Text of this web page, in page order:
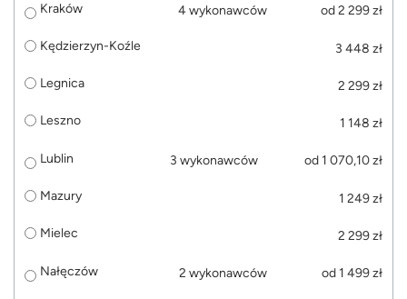
Kraków 4 wykonawców od 2 299 zł
Kędzierzyn-Koźle 3 448 zł
Legnica 2 299 zł
Leszno 1 148 zł
Lublin 3 wykonawców od 1 070,10 zł
Mazury 1 249 zł
Mielec 2 299 zł
Nałęczów 2 wykonawców od 1 499 zł